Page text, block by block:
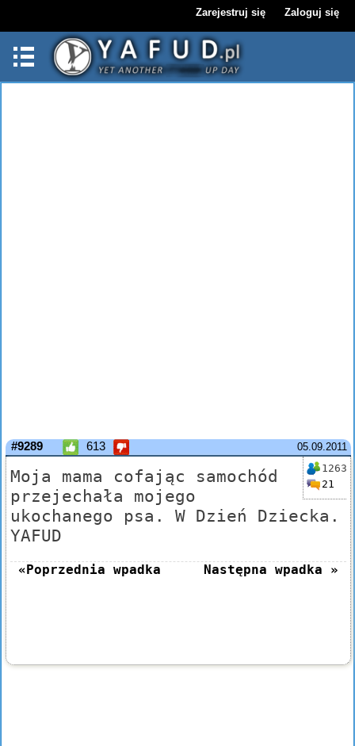
Zarejestruj się Zaloguj się
05.09.2011
#9289 613
1263
21
Moja mama cofając samochód
przejechała mojego
ukochanego psa. W Dzień Dziecka.
YAFUD
«Poprzednia wpadka Następna wpadka »